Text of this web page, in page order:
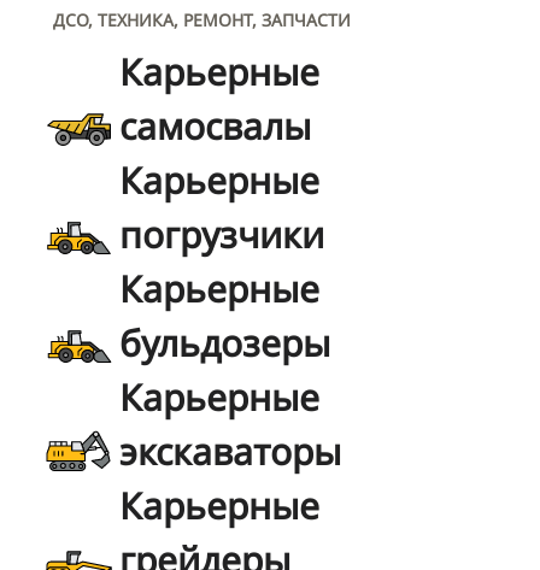
ДСО, ТЕХНИКА, РЕМОНТ, ЗАПЧАСТИ
Карьерные
самосвалы
Карьерные
погрузчики
Карьерные
бульдозеры
Карьерные
экскаваторы
Карьерные
грейдеры